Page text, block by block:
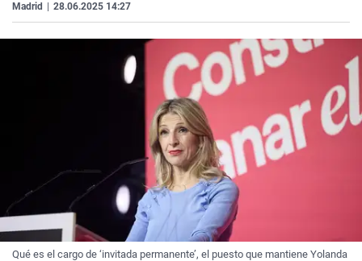
Madrid 28.06.2025 14:27
Qué es el cargo de ‘invitada permanente’, el puesto que mantiene Yolanda